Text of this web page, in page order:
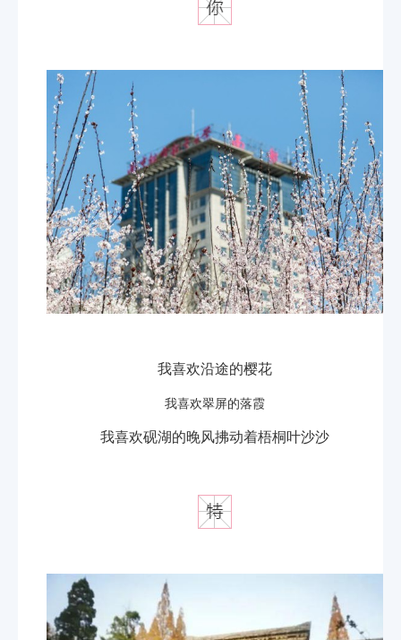
我喜欢沿途的樱花
我喜欢翠屏的落霞
我喜欢砚湖的晚风拂动着梧桐叶沙沙